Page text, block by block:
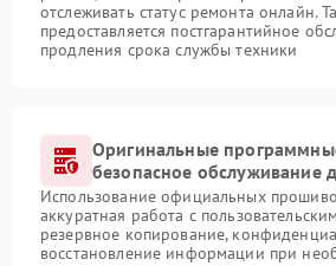
отслеживать статус ремонта онлайн.
предоставляется постгарантийное
продления срока службы техники
Оригинальные
безопасное обслуживание
Использование официальных
аккуратная работа с
резервное копирование,
восстановление информации при